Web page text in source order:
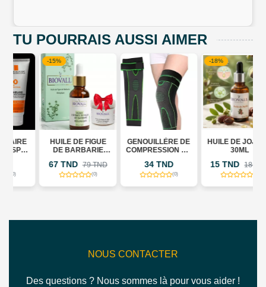
TU POURRAIS AUSSI AIMER
-15%
HUILE DE FIGUE
DE BARBARIE
(+POUDRE DE
FIGUE DE
67 TND 79 TND
(0)
GENOUILLÈRE DE
COMPRESSION DE
34 TND
(0)
HUILE DE JOJOBA
15 TND 18 TND
(0)
NOUS CONTACTER
Des questions ? Nous sommes là pour vous aider !